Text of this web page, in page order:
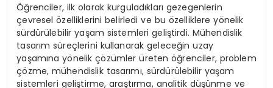
Öğrenciler, ilk olarak kurguladıkları gezegenlerin
çevresel özelliklerini belirledi ve bu özelliklere yönelik
sürdürülebilir yaşam sistemleri geliştirdi. Mühendislik
tasarım süreçlerini kullanarak geleceğin uzay
yaşamına yönelik çözümler üreten öğrenciler, problem
çözme, mühendislik tasarımı, sürdürülebilir yaşam
sistemleri geliştirme, araştırma, analitik düşünme ve